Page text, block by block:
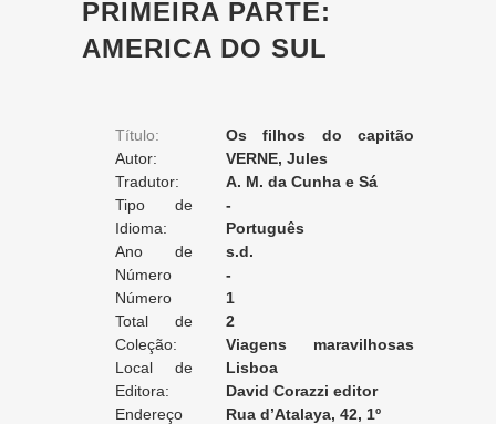
PRIMEIRA PARTE:
AMERICA DO SUL
Título:
Os filhos do capitão
Grant. Primeira parte:
America do sul
Autor:
VERNE, Jules
Tradutor:
A. M. da Cunha e Sá
Tipo de
Tradução:
-
Idioma:
Português
Ano de
Edição:
s.d.
Número
da Edição:
-
Número
do Volume:
1
Total de
Volumes:
2
Coleção:
Viagens maravilhosas
aos mundos conhecidos e
desconhecidos. Bibliotheca
de Instrucção e Recreio
Local de
Edição:
Lisboa
Editora:
David Corazzi editor
Endereço
Rua d’Atalaya, 42, 1º